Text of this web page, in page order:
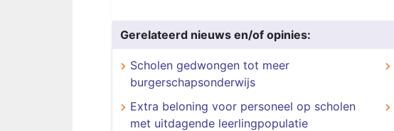
Gerelateerd nieuws en/of opinies:
Scholen gedwongen tot meer
burgerschapsonderwijs
Extra beloning voor personeel op scholen
met uitdagende leerlingpopulatie